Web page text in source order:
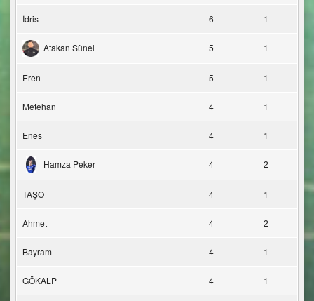
İdris 6 1
Atakan Sünel 5 1
Eren 5 1
Metehan 4 1
Enes 4 1
Hamza Peker 4 2
TAŞO 4 1
Ahmet 4 2
Bayram 4 1
GÖKALP 4 1